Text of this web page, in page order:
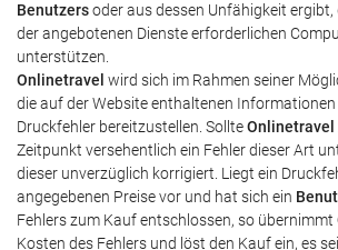
Benutzersoder aus dessen Unfähigkeit
der angebotenen Dienste erforderlichen
unterstützen.
Onlinetravel wird sich im Rahmen seiner
die auf der Website enthaltenen
Druckfehler bereitzustellen. SollteOnlinetravel
Zeitpunkt versehentlich ein Fehler dieser Art
dieser unverzüglich korrigiert. Liegt ein
angegebenen Preise vor und hat sich ein
Fehlers zum Kauf entschlossen, so übernimmt
Kosten des Fehlers und löst den Kauf ein, es